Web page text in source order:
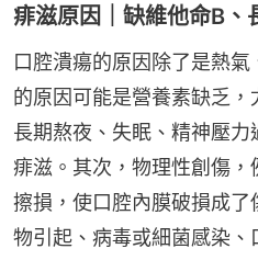
痱滋原因｜缺維他命B、
口腔潰瘍的原因除了是熱
的原因可能是營養素缺乏，
長期熬夜、失眠、精神壓
痱滋。其次，物理性創傷，
擦損，使口腔內膜破損成
物引起、病毒或細菌感染、